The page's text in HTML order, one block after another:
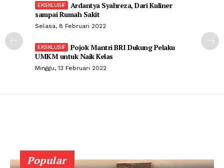
Ardantya Syahreza, Dari Kuliner
sampai Rumah Sakit
Selasa, 8 Februari 2022
Pojok Mantri BRI Dukung Pelaku
UMKM untuk Naik Kelas
Minggu, 13 Februari 2022
Popular